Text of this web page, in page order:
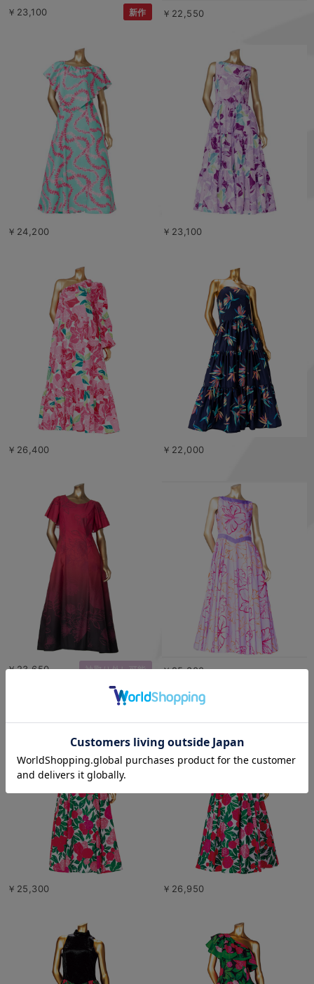
￥23,100 新作 ￥22,550
￥24,200 ￥23,100
￥26,400 ￥22,000
￥23,650 袖取り外し可能 ￥25,300
￥25,300 ￥26,950